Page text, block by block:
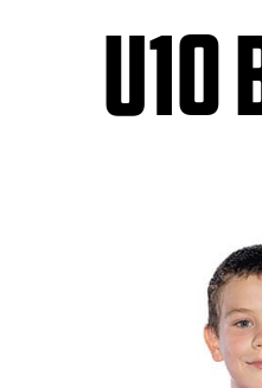
U10